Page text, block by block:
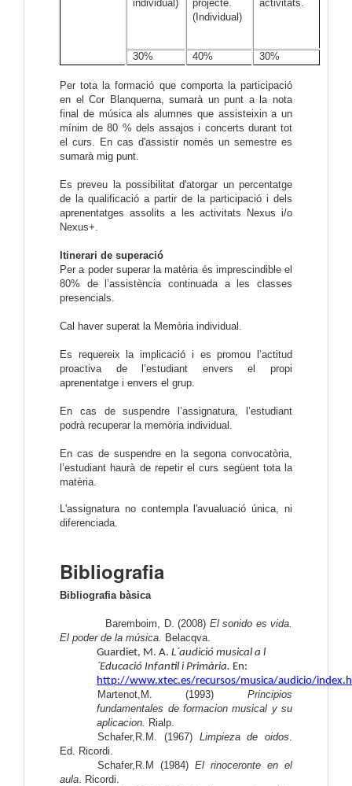
individual)
projecte.
(Individual)
activitats.
30% 40% 30%
Per tota la formació que comporta la participació
en el Cor Blanquerna, sumarà un punt a la nota
final de música als alumnes que assisteixin a un
mínim de 80 % dels assajos i concerts durant tot
el curs. En cas d'assistir només un semestre es
sumarà mig punt.
Es preveu la possibilitat d'atorgar un percentatge
de la qualificació a partir de la participació i dels
aprenentatges assolits a les activitats Nexus i/o
Nexus+.
Itinerari de superació
Per a poder superar la matèria és imprescindible el
80% de l’assistència continuada a les classes
presencials.
Cal haver superat la Memòria individual.
Es requereix la implicació i es promou l’actitud
proactiva de l’estudiant envers el propi
aprenentatge i envers el grup.
En cas de suspendre l’assignatura, l’estudiant
podrà recuperar la memòria individual.
En cas de suspendre en la segona convocatòria,
l’estudiant haurà de repetir el curs següent tota la
matèria.
L'assignatura no contempla l'avualuació única, ni
diferenciada.
Bibliografia
Bibliografia bàsica
Baremboim, D. (2008) El sonido es vida.
El poder de la música.
Belacqva.
Guardiet, M. A.L´audició musical a l
´Educació Infantil i Primària. En:
http://www.xtec.es/recursos/musica/audicio/
Martenot,M. (1993) Principios
fundamentales de formacion musical y su
aplicacion.
Rialp.
Schafer,R.M. (1967) Limpieza de oidos
Ed. Ricordi.
Schafer,R.M (1984) El rinoceronte en el
aula . Ricordi.